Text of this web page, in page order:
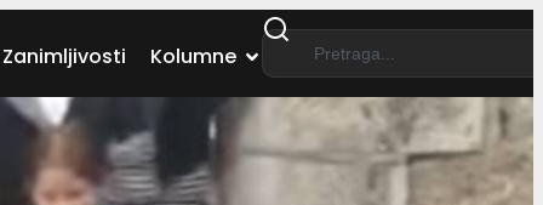
Zanimljivosti Kolumne